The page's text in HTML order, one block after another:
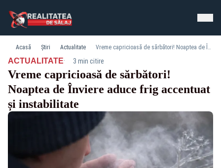
Acasă Știri Actualitate Vreme capricioasă de sărbători! Noaptea de Înviere aduce frig accentuat și instabilitate
ACTUALITATE· 3 min citire
Vreme capricioasă de sărbători!
Noaptea de Înviere aduce frig accentuat
și instabilitate